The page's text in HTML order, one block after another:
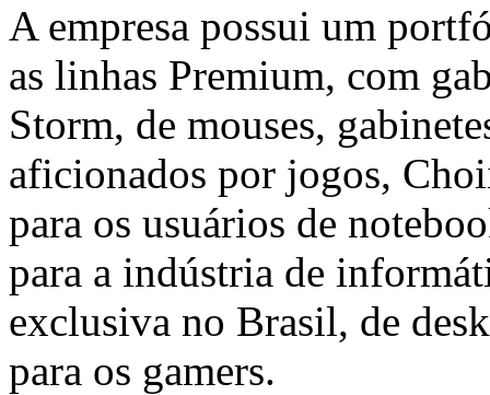
A empresa possui um
as linhas Premium, com
Storm, de mouses,
aficionados por jogos,
para os usuários de
para a indústria de
exclusiva no Brasil, de
para os gamers.